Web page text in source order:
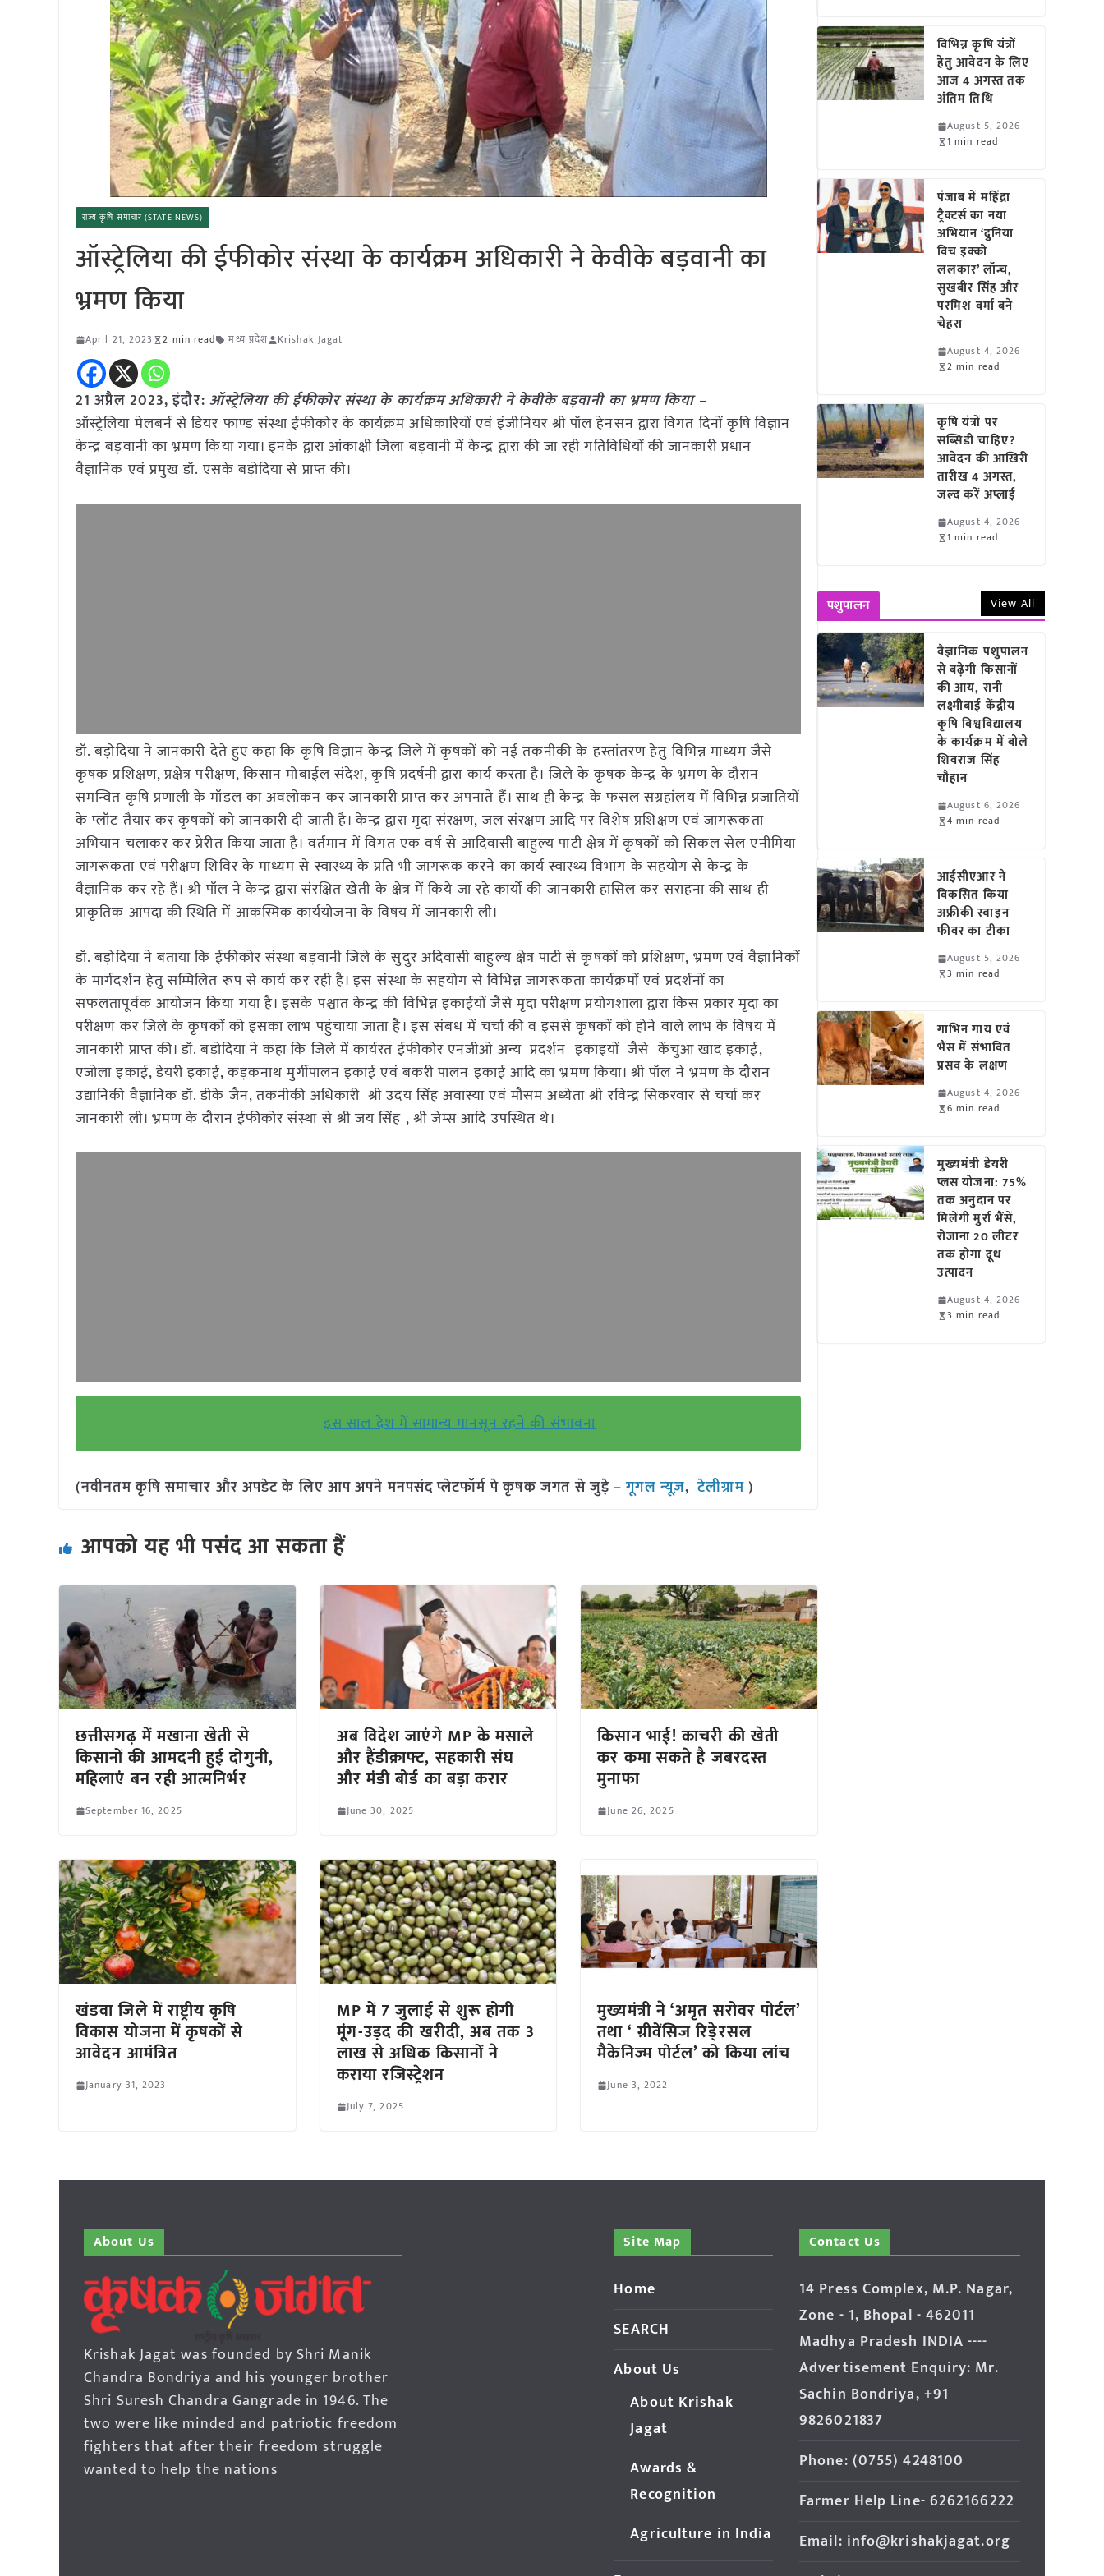
राज्य कृषि समाचार (STATE NEWS)
ऑस्ट्रेलिया की ईफीकोर संस्था के कार्यक्रम अधिकारी ने केवीके बड़वानी का
भ्रमण किया
April 21, 2023 2 min read मध्य प्रदेश Krishak Jagat
21 अप्रैल 2023, इंदौर: ऑस्ट्रेलिया की ईफीकोर संस्था के कार्यक्रम अधिकारी ने केवीके बड़वानी का भ्रमण किया–
ऑस्ट्रेलिया मेलबर्न से डियर फाण्ड संस्था ईफीकोर के कार्यक्रम अधिकारियों एवं इंजीनियर श्री पॉल हेनसन द्वारा विगत दिनों कृषि विज्ञान
केन्द्र बड़वानी का भ्रमण किया गया। इनके द्वारा आंकाक्षी जिला बड़वानी में केन्द्र द्वारा की जा रही गतिविधियों की जानकारी प्रधान
वैज्ञानिक एवं प्रमुख डॉ. एसके बड़ोदिया से प्राप्त की।
डॉ. बड़ोदिया ने जानकारी देते हुए कहा कि कृषि विज्ञान केन्द्र जिले में कृषकों को नई तकनीकी के हस्तांतरण हेतु विभिन्न माध्यम जैसे
कृषक प्रशिक्षण, प्रक्षेत्र परीक्षण, किसान मोबाईल संदेश, कृषि प्रदर्षनी द्वारा कार्य करता है। जिले के कृषक केन्द्र के भ्रमण के दौरान
समन्वित कृषि प्रणाली के मॉडल का अवलोकन कर जानकारी प्राप्त कर अपनाते हैं। साथ ही केन्द्र के फसल सग्रहांलय में विभिन्न प्रजातियों
के प्लॉट तैयार कर कृषकों को जानकारी दी जाती है। केन्द्र द्वारा मृदा संरक्षण, जल संरक्षण आदि पर विशेष प्रशिक्षण एवं जागरूकता
अभियान चलाकर कर प्रेरीत किया जाता है। वर्तमान में विगत एक वर्ष से आदिवासी बाहुल्य पाटी क्षेत्र में कृषकों को सिकल सेल एनीमिया
जागरूकता एवं परीक्षण शिविर के माध्यम से स्वास्थ्य के प्रति भी जागरूक करने का कार्य स्वास्थ्य विभाग के सहयोग से केन्द्र के
वैज्ञानिक कर रहे हैं। श्री पॉल ने केन्द्र द्वारा संरक्षित खेती के क्षेत्र में किये जा रहे कार्यो की जानकारी हासिल कर सराहना की साथ ही
प्राकृतिक आपदा की स्थिति में आकस्मिक कार्ययोजना के विषय में जानकारी ली।
डॉ. बड़ोदिया ने बताया कि ईफीकोर संस्था बड़वानी जिले के सुदुर अदिवासी बाहुल्य क्षेत्र पाटी से कृषकों को प्रशिक्षण, भ्रमण एवं वैज्ञानिकों
के मार्गदर्शन हेतु सम्मिलित रूप से कार्य कर रही है। इस संस्था के सहयोग से विभिन्न जागरूकता कार्यक्रमों एवं प्रदर्शनों का
सफलतापूर्वक आयोजन किया गया है। इसके पश्चात केन्द्र की विभिन्न इकाईयों जैसे मृदा परीक्षण प्रयोगशाला द्वारा किस प्रकार मृदा का
परीक्षण कर जिले के कृषकों को इसका लाभ पहुंचाया जाता है। इस संबध में चर्चा की व इससे कृषकों को होने वाले लाभ के विषय में
जानकारी प्राप्त की। डॉ. बड़ोदिया ने कहा कि जिले में कार्यरत ईफीकोर एनजीओ अन्य प्रदर्शन इकाइयों जैसे केंचुआ खाद इकाई,
एजोला इकाई, डेयरी इकाई, कड़कनाथ मुर्गीपालन इकाई एवं बकरी पालन इकाई आदि का भ्रमण किया। श्री पॉल ने भ्रमण के दौरान
उद्यानिकी वैज्ञानिक डॉ. डीके जैन, तकनीकी अधिकारी श्री उदय सिंह अवास्या एवं मौसम अध्येता श्री रविन्द्र सिकरवार से चर्चा कर
जानकारी ली। भ्रमण के दौरान ईफीकोर संस्था से श्री जय सिंह , श्री जेम्स आदि उपस्थित थे।
इस साल देश में सामान्य मानसून रहने की संभावना
(नवीनतम कृषि समाचार और अपडेट के लिए आप अपने मनपसंद प्लेटफॉर्म पे कृषक जगत से जुड़े –गूगल न्यूज़,टेलीग्राम)
आपको यह भी पसंद आ सकता हैं
छत्तीसगढ़ में मखाना खेती से
किसानों की आमदनी हुई दोगुनी,
महिलाएं बन रही आत्मनिर्भर
September 16, 2025
अब विदेश जाएंगे MP के मसाले
और हैंडीक्राफ्ट, सहकारी संघ
और मंडी बोर्ड का बड़ा करार
June 30, 2025
किसान भाई! काचरी की खेती
कर कमा सकते है जबरदस्त
मुनाफा
June 26, 2025
खंडवा जिले में राष्ट्रीय कृषि
विकास योजना में कृषकों से
आवेदन आमंत्रित
January 31, 2023
MP में 7 जुलाई से शुरू होगी
मूंग-उड़द की खरीदी, अब तक 3
लाख से अधिक किसानों ने
कराया रजिस्ट्रेशन
July 7, 2025
मुख्यमंत्री ने ‘अमृत सरोवर पोर्टल’
तथा ‘ ग्रीवेंसिज रिडे्रसल
मैकेनिज्म पोर्टल’ को किया लांच
June 3, 2022
विभिन्न कृषि यंत्रों
हेतु आवेदन के लिए
आज 4 अगस्त तक
अंतिम तिथि
August 5, 2026
1 min read
पंजाब में महिंद्रा
ट्रैक्टर्स का नया
अभियान ‘दुनिया
विच इक्को
ललकार’ लॉन्च,
सुखबीर सिंह और
परमिश वर्मा बने
चेहरा
August 4, 2026
2 min read
कृषि यंत्रों पर
सब्सिडी चाहिए?
आवेदन की आखिरी
तारीख 4 अगस्त,
जल्द करें अप्लाई
August 4, 2026
1 min read
पशुपालन View All
वैज्ञानिक पशुपालन
से बढ़ेगी किसानों
की आय, रानी
लक्ष्मीबाई केंद्रीय
कृषि विश्वविद्यालय
के कार्यक्रम में बोले
शिवराज सिंह
चौहान
August 6, 2026
4 min read
आईसीएआर ने
विकसित किया
अफ्रीकी स्वाइन
फीवर का टीका
August 5, 2026
3 min read
गाभिन गाय एवं
भैंस में संभावित
प्रसव के लक्षण
August 4, 2026
6 min read
मुख्यमंत्री डेयरी
प्लस योजना: 75%
तक अनुदान पर
मिलेंगी मुर्रा भैंसें,
रोजाना 20 लीटर
तक होगा दूध
उत्पादन
August 4, 2026
3 min read
About Us
Krishak Jagat was founded by Shri Manik
Chandra Bondriya and his younger brother
Shri Suresh Chandra Gangrade in 1946. The
two were like minded and patriotic freedom
fighters that after their freedom struggle
wanted to help the nations
Site Map
Home
SEARCH
About Us
About Krishak
Jagat
Awards &
Recognition
Agriculture in India
Contact Us
14 Press Complex, M.P. Nagar,
Zone - 1, Bhopal - 462011
Madhya Pradesh INDIA ----
Advertisement Enquiry: Mr.
Sachin Bondriya, +91
9826021837
Phone: (0755) 4248100
Farmer Help Line- 6262166222
Email: info@krishakjagat.org